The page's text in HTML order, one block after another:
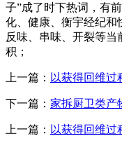
子”成了时下热词，有
化、健康、衡宇经纪和
反味、串味、开裂等
积；
上一篇： 以获得回维过
下一篇： 家拆厨卫类产
上一篇： 以获得回维过